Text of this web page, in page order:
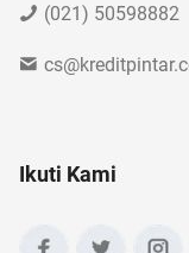
(021) 50598882
Ikuti Kami